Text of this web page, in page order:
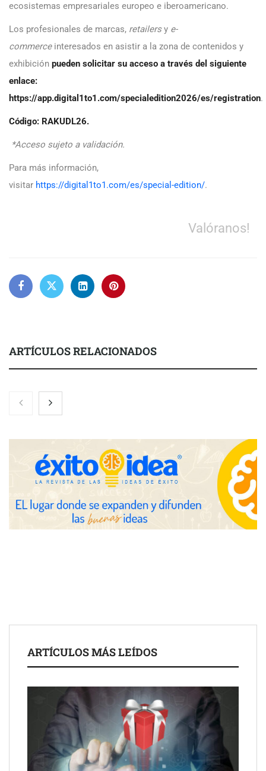
ecosistemas empresariales europeo e iberoamericano.
Los profesionales de marcas, retailersy e-
commerceinteresados en asistir a la zona de contenidos y
exhibición pueden solicitar su acceso a través del siguiente
enlace:
https://app.digital1to1.com/specialedition2026/es/registration.
Código: RAKUDL26.
*Acceso sujeto a validación.
Para más información,
visitar https://digital1to1.com/es/special-edition/.
Valóranos!
ARTÍCULOS RELACIONADOS
COMPALISS de LYSOTRIC: cuando un solo producto multiplica
las posibilidades del salón profesional
Fundación Mapfre y CISE lanzan el concurso ‘Talento Sénior’
para impulsar ideas innovadoras creadas por y para mayores
de 50 años
NOVA: innovación y diseño que transforman espacios de la
mano de Tormo Franquicias
ARTÍCULOS MÁS LEÍDOS